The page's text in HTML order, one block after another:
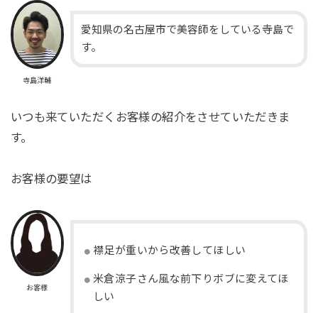
寺島洋輔
愛知県の名古屋市で美容師をしている寺島で
す。
いつも来ていただくお客様の紹介をさせていただきま
す。
お客様の要望は
お客様
襟足が重いから改善してほしい
米倉涼子さん風な前下りボブに変えてほ
しい